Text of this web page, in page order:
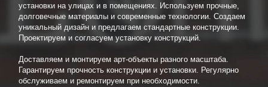
установки на улицах и в помещениях. Используем прочные,
долговечные материалы и современные технологии. Создаем
уникальный дизайн и предлагаем стандартные конструкции.
Проектируем и согласуем установку конструкций.
Доставляем и монтируем арт-объекты разного масштаба.
Гарантируем прочность конструкции и установки. Регулярно
обслуживаем и ремонтируем при необходимости.